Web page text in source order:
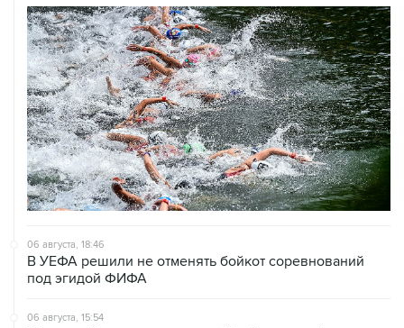
06 августа, 18:46
В УЕФА решили не отменять бойкот соревнований
под эгидой ФИФА
06 августа, 15:54